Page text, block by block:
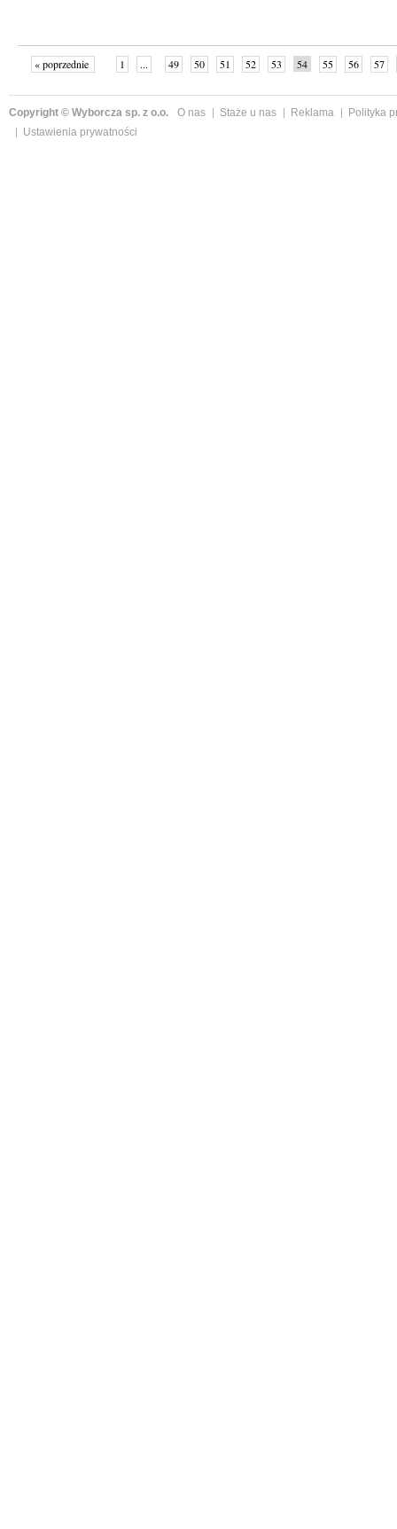
« poprzednie 1 ... 49 50 51 52 53 54 55 56
57
Copyright © Wyborcza sp. z o.o. O nas Staże u nas Reklama
Polityka
Ustawienia prywatności